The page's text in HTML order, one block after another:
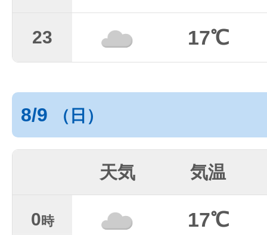
23 17℃
8/9 （日）
天気 気温
0時 17℃